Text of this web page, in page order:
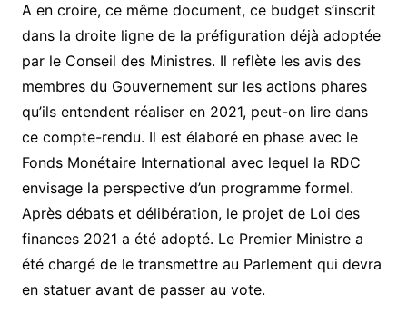
,
h
e
f
u
g
u
v
e
r
n
e
e
A en croire, ce même document, ce budget s’inscrit
dans la droite ligne de la préfiguration déjà adoptée
par le Conseil des Ministres. Il reflète les avis des
membres du Gouvernement sur les actions phares
qu’ils entendent réaliser en 2021, peut-on lire dans
ce compte-rendu. Il est élaboré en phase avec le
Fonds Monétaire International avec lequel la RDC
envisage la perspective d’un programme formel.
Après débats et délibération, le projet de Loi des
finances 2021 a été adopté. Le Premier Ministre a
été chargé de le transmettre au Parlement qui devra
en statuer avant de passer au vote.